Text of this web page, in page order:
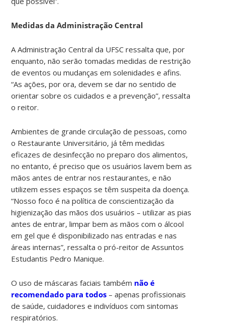
Medidas da Administração Central
A Administração Central da UFSC ressalta que, por
enquanto, não serão tomadas medidas de restrição
de eventos ou mudanças em solenidades e afins.
“As ações, por ora, devem se dar no sentido de
orientar sobre os cuidados e a prevenção”, ressalta
o reitor.
Ambientes de grande circulação de pessoas, como
o Restaurante Universitário, já têm medidas
eficazes de desinfecção no preparo dos alimentos,
no entanto, é preciso que os usuários lavem bem as
mãos antes de entrar nos restaurantes, e não
utilizem esses espaços se têm suspeita da doença.
“Nosso foco é na política de conscientização da
higienização das mãos dos usuários – utilizar as pias
antes de entrar, limpar bem as mãos com o álcool
em gel que é disponibilizado nas entradas e nas
áreas internas”, ressalta o pró-reitor de Assuntos
Estudantis Pedro Manique.
O uso de máscaras faciais também não é
recomendado para todos – apenas profissionais
de saúde, cuidadores e indivíduos com sintomas
respiratórios.